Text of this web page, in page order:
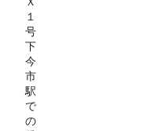
１
号
下
今
市
駅
で
の